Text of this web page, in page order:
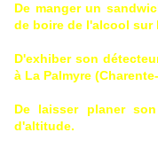
De manger un
de boire de l'alcool sur
D'exhiber son
à La Palmyre
De laisser planer
d'altitude.